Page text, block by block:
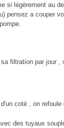
si légèrement au
pensez a couper
filtration par jour
coté , on refoule
des tuyaux